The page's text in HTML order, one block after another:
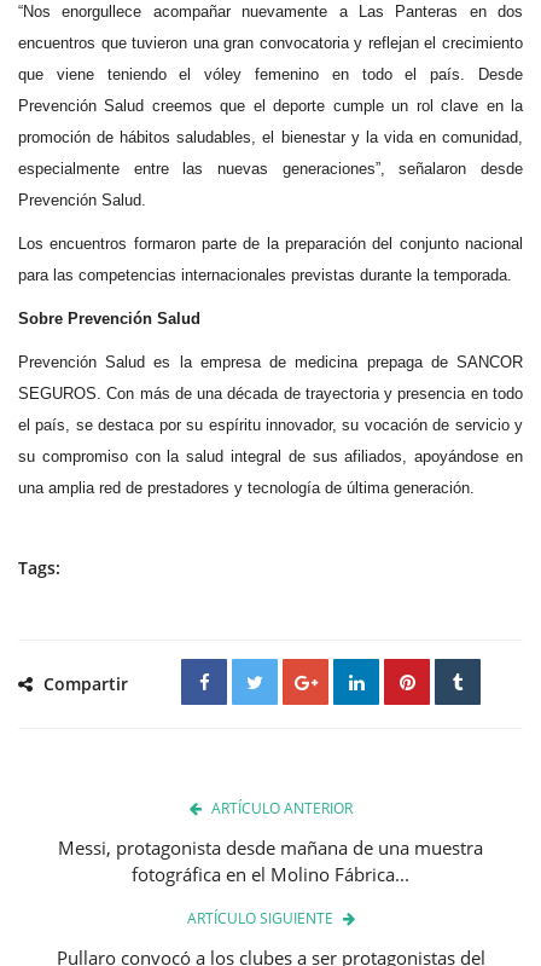
“Nos enorgullece acompañar nuevamente a Las Panteras en dos
encuentros que tuvieron una gran convocatoria y reflejan el crecimiento
que viene teniendo el vóley femenino en todo el país. Desde
Prevención Salud creemos que el deporte cumple un rol clave en la
promoción de hábitos saludables, el bienestar y la vida en comunidad,
especialmente entre las nuevas generaciones”, señalaron desde
Prevención Salud.
Los encuentros formaron parte de la preparación del conjunto nacional
para las competencias internacionales previstas durante la temporada.
Sobre Prevención Salud
Prevención Salud es la empresa de medicina prepaga de SANCOR
SEGUROS. Con más de una década de trayectoria y presencia en todo
el país, se destaca por su espíritu innovador, su vocación de servicio y
su compromiso con la salud integral de sus afiliados, apoyándose en
una amplia red de prestadores y tecnología de última generación.
Tags:
Compartir
ARTÍCULO ANTERIOR
Messi, protagonista desde mañana de una muestra
fotográfica en el Molino Fábrica...
ARTÍCULO SIGUIENTE
Pullaro convocó a los clubes a ser protagonistas del